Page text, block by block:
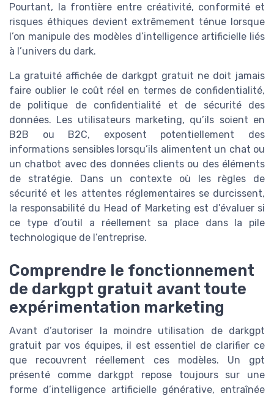
Pourtant, la frontière entre créativité, conformité et
risques éthiques devient extrêmement ténue lorsque
l’on manipule des modèles d’intelligence artificielle liés
à l’univers du dark.
La gratuité affichée de darkgpt gratuit ne doit jamais
faire oublier le coût réel en termes de confidentialité,
de politique de confidentialité et de sécurité des
données. Les utilisateurs marketing, qu’ils soient en
B2B ou B2C, exposent potentiellement des
informations sensibles lorsqu’ils alimentent un chat ou
un chatbot avec des données clients ou des éléments
de stratégie. Dans un contexte où les règles de
sécurité et les attentes réglementaires se durcissent,
la responsabilité du Head of Marketing est d’évaluer si
ce type d’outil a réellement sa place dans la pile
technologique de l’entreprise.
Comprendre le fonctionnement
de darkgpt gratuit avant toute
expérimentation marketing
Avant d’autoriser la moindre utilisation de darkgpt
gratuit par vos équipes, il est essentiel de clarifier ce
que recouvrent réellement ces modèles. Un gpt
présenté comme darkgpt repose toujours sur une
forme d’intelligence artificielle générative, entraînée